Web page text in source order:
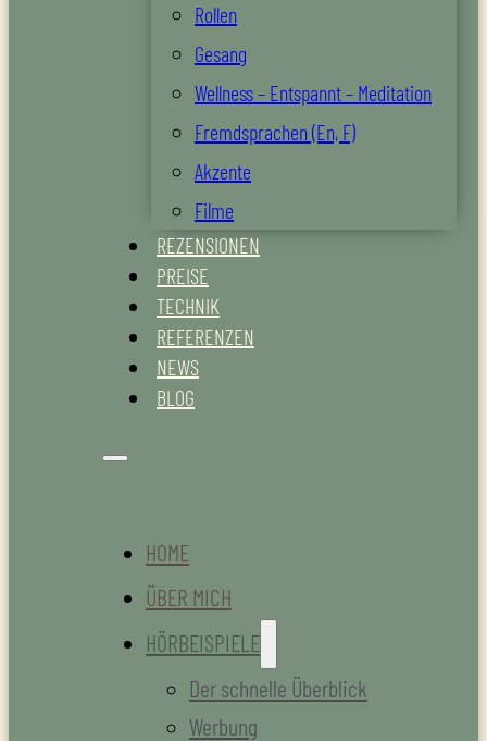
Rollen
Gesang
Wellness – Entspannt – Meditation
Fremdsprachen (En, F)
Akzente
Filme
REZENSIONEN
PREISE
TECHNIK
REFERENZEN
NEWS
BLOG
HOME
ÜBER MICH
HÖRBEISPIELE
Der schnelle Überblick
Werbung